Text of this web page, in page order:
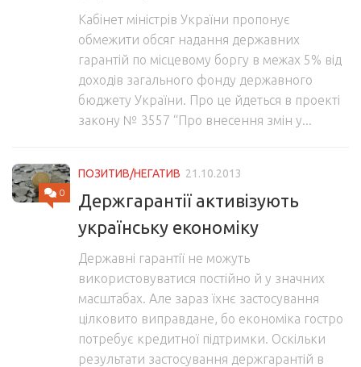
Кабінет міністрів України пропонує
обмежити обсяг надання державних
гарантій по місцевому боргу в межах 5% від
доходів загального фонду державного
бюджету України. Про це йдеться в проекті
закону № 3557 “Про внесення змін у...
0
ПОЗИТИВ/НЕГАТИВ 21.10.2013
Держгарантії активізують
українську економіку
Державні гарантії не можуть
використовуватися постійно й у значних
масштабах. Але зараз їхнє застосування
цілковито виправдане, бо економіка гостро
потребує кредитної підтримки. Оскільки
результати застосування держгарантій в